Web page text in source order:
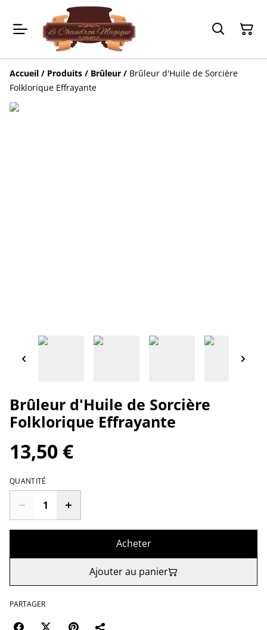
Accueil / Produits / Brûleur / Brûleur d'Huile de Sorcière
Folklorique Effrayante
Brûleur d'Huile de Sorcière
Folklorique Effrayante
13,50 €
QUANTITÉ
Acheter
Ajouter au panier
PARTAGER